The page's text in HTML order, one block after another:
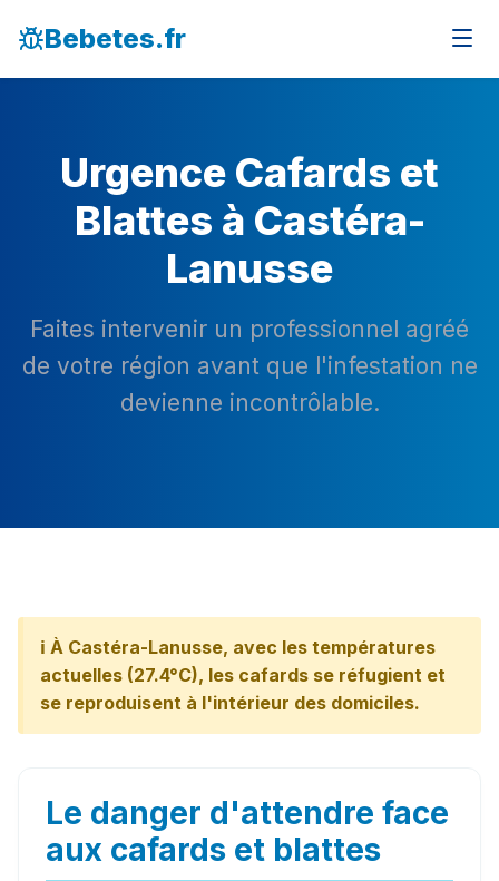
Bebetes.fr
Urgence Cafards et
Blattes à Castéra-
Lanusse
Faites intervenir un professionnel agréé
de votre région avant que l'infestation ne
devienne incontrôlable.
ℹ️ À Castéra-Lanusse, avec les températures
actuelles (27.4°C), les cafards se réfugient et
se reproduisent à l'intérieur des domiciles.
Le danger d'attendre face
aux cafards et blattes